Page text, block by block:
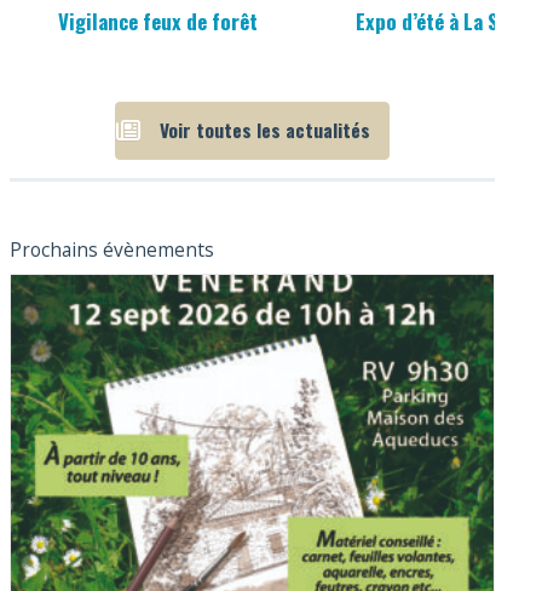
Vigilance feux de forêt Expo d’été à La
Voir toutes les actualités
Prochains évènements